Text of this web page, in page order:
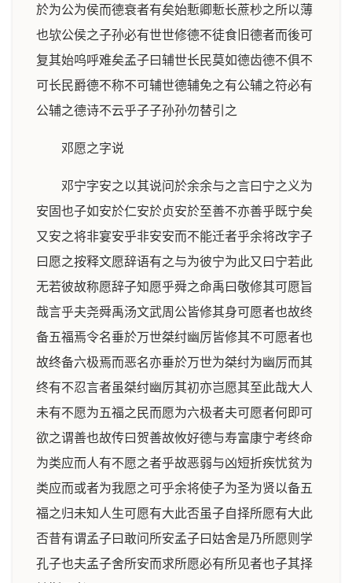
於为公为侯而德衰者有矣始慙卿慙长蔗杪之所以薄
也欤公侯之子孙必有世世修德不徒食旧德者而後可
复其始呜呼难矣孟子曰辅世长民莫如德齿德不俱不
可长民爵德不称不可辅世德辅免之有公辅之符必有
公辅之德诗不云乎子子孙孙勿替引之
邓愿之字说
邓宁字安之以其说问於余余与之言曰宁之义为
安固也子如安於仁安於贞安於至善不亦善乎既宁矣
又安之将非宴安乎非安安而不能迁者乎余将改字子
曰愿之按释文愿辞语有之与为彼宁为此又曰宁若此
无若彼故称愿辞子知愿乎舜之命禹曰敬修其可愿旨
哉言乎夫尧舜禹汤文武周公皆修其身可愿者也故终
备五福焉令名垂於万世桀纣幽厉皆修其不可愿者也
故终备六极焉而恶名亦垂於万世为桀纣为幽厉而其
终有不忍言者虽桀纣幽厉其初亦岂愿其至此哉大人
未有不愿为五福之民而愿为六极者夫可愿者何即可
欲之谓善也故传曰贺善故攸好德与寿富康宁考终命
为类应而人有不愿之者乎故恶弱与凶短折疾忧贫为
类应而或者为我愿之可乎余将使子为圣为贤以备五
福之归未知人生可愿有大此否虽子自择所愿有大此
否昔有谓孟子曰敢问所安孟子曰姑舍是乃所愿则学
孔子也夫孟子舍所安而求所愿必有所见者也子其择